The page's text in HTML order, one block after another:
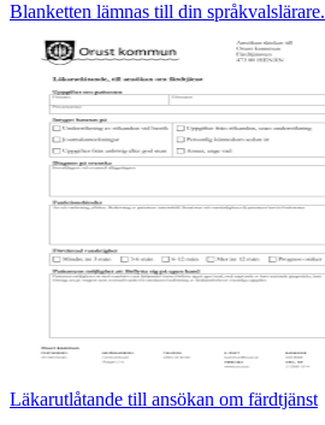
Blanketten lämnas till din språkvalslärare.
Läkarutlåtande till ansökan om färdtjänst